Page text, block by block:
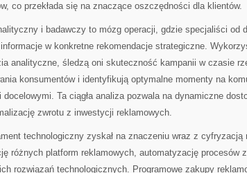
co przekłada się na znaczące oszczędności dla klientów.
i badawczy to mózg operacji, gdzie specjaliści od
w konkretne rekomendacje strategiczne.
analityczne, śledzą oni skuteczność kampanii w czasie
konsumentów i identyfikują optymalne momenty na
docelowymi. Ta ciągła analiza pozwala na dynamiczne
zwrotu z inwestycji reklamowych.
technologiczny zyskał na znaczeniu wraz z cyfryzacją
różnych platform reklamowych, automatyzację procesów
rozwiązań technologicznych. Programowe zakupy